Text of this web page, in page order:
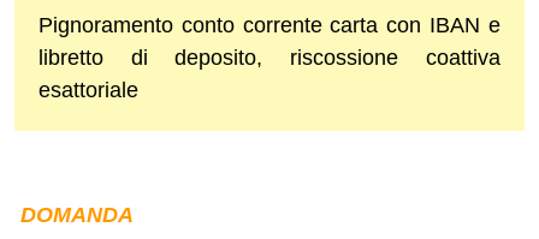
Pignoramento conto corrente carta con IBAN e
libretto di deposito, riscossione coattiva
esattoriale
DOMANDA